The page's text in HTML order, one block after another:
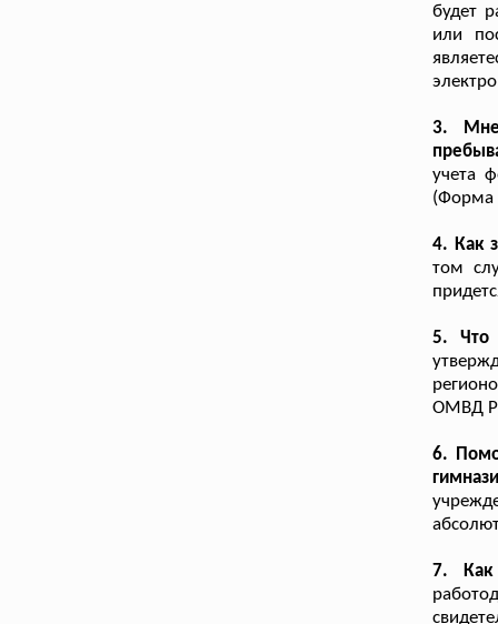
будет
или
3. Мне
учета
(Форма
4. Как
том
5. Что
ОМВД
6.
7. Как